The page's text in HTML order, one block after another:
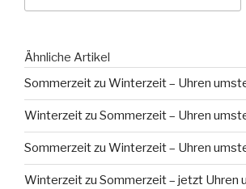
Ähnliche Artikel
Sommerzeit zu Winterzeit – Uhren
Winterzeit zu Sommerzeit – Uhren
Sommerzeit zu Winterzeit – Uhren
Winterzeit zu Sommerzeit – jetzt Uhren